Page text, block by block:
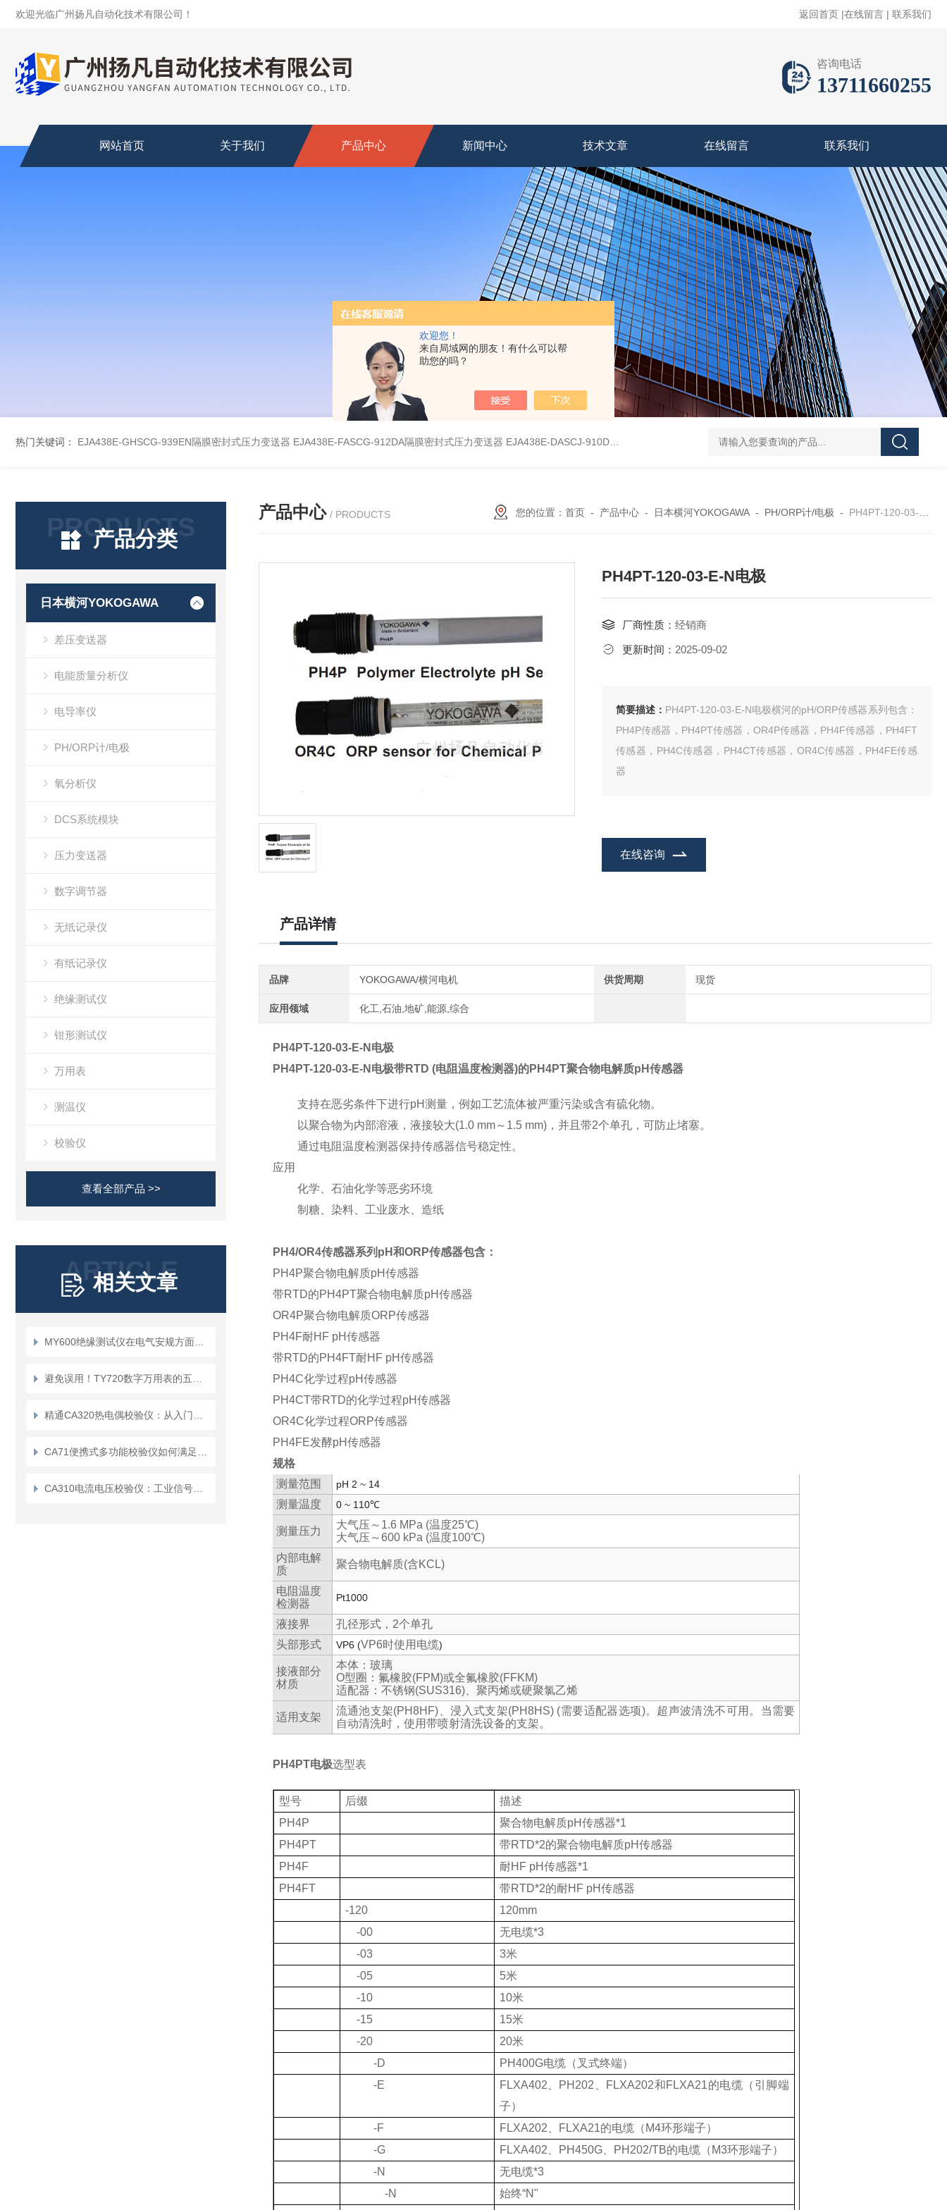
欢迎您！
来自局域网的朋友！有什么可以帮
助您的吗？
欢迎光临广州扬凡自动化技术有限公司！ 返回首页 |在线留言 | 联系我们
咨询电话
13711660255
网站首页 关于我们 产品中心 新闻中心 技术文章 在线留言 联系我们
热门关键词： EJA438E-GHSCG-939EN隔膜密封式压力变送器 EJA438E-FASCG-912DA隔膜密封式压力变送器 EJA438E-DASCJ-910DA隔膜密封式压力变送器 EJA438E-DHSCJ-910DA隔膜密封式压力变送器
PRODUCTS
产品分类
日本横河YOKOGAWA
差压变送器
电能质量分析仪
电导率仪
PH/ORP计/电极
氧分析仪
DCS系统模块
压力变送器
数字调节器
无纸记录仪
有纸记录仪
绝缘测试仪
钳形测试仪
万用表
测温仪
校验仪
查看全部产品 >>
ARTICLE
相关文章
产品中心 / PRODUCTS 您的位置： 首页- 产品中心- 日本横河YOKOGAWA- PH/ORP计/电极 - PH4PT-120-03-E-N电极
PH4PT-120-03-E-N电极
厂商性质： 经销商
更新时间： 2025-09-02
简要描述： PH4PT-120-03-E-N电极横河的pH/ORP传感器系列包含：
PH4P传感器，PH4PT传感器，OR4P传感器，PH4F传感器，PH4FT
传感器，PH4C传感器，PH4CT传感器，OR4C传感器，PH4FE传感
器
在线咨询
产品详情
品牌 YOKOGAWA/横河电机 供货周期 现货
应用领域 化工,石油,地矿,能源,综合
PH4PT-120-03-E-N电极
PH4PT-120-03-E-N电极带RTD (电阻温度检测器)的PH4PT聚合物电解质pH传感器
支持在恶劣条件下进行pH测量，例如工艺流体被严重污染或含有硫化物。
以聚合物为内部溶液，液接较大(1.0 mm～1.5 mm)，并且带2个单孔，可防止堵塞。
通过电阻温度检测器保持传感器信号稳定性。
应用
化学、石油化学等恶劣环境
制糖、染料、工业废水、造纸
PH4/OR4传感器系列pH和ORP传感器包含：
PH4P聚合物电解质pH传感器
带RTD的PH4PT聚合物电解质pH传感器
OR4P聚合物电解质ORP传感器
PH4F耐HF pH传感器
带RTD的PH4FT耐HF pH传感器
PH4C化学过程pH传感器
PH4CT带RTD的化学过程pH传感器
OR4C化学过程ORP传感器
PH4FE发酵pH传感器
规格
测量范围
pH 2 ~ 14
测量温度 0 ~ 110℃
测量压力
大气压～1.6 MPa (温度25℃)
大气压～600 kPa (温度100℃)
内部电解
质
聚合物电解质(含KCL)
电阻温度
检测器
Pt1000
液接界
孔径形式，2个单孔
头部形式
VP6 (VP6时使用电缆)
接液部分
材质
本体：玻璃
O型圈：氟橡胶(FPM)或全氟橡胶(FFKM)
适配器：不锈钢(SUS316)、聚丙烯或硬聚氯乙烯
适用支架
流通池支架(PH8HF)、浸入式支架(PH8HS) (需要适配器选项)。超声波清洗不可用。当需要
自动清洗时，使用带喷射清洗设备的支架。
PH4PT电极选型表
型号 后缀
描述
PH4P
聚合物电解质pH传感器*1
PH4PT
带RTD*2的聚合物电解质pH传感器
PH4F
耐HF pH传感器*1
PH4FT
带RTD*2的耐HF pH传感器
-120
120mm
-00
无电缆*3
-03
3米
-05
5米
-10
10米
-15
15米
-20
20米
-D
PH400G电缆（叉式终端）
-E
FLXA402 PH202 FLXA202和FLXA21的电缆（引脚端
子）
-F
FLXA202 FLXA21的电缆（ M4环形端子）
-G
FLXA402 PH450G、 PH202/TB的电缆（ M3环形端子）
-N
无电缆*3
-N
始终“N"